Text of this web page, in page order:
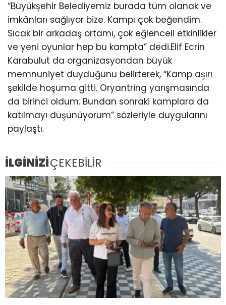
“Büyükşehir Belediyemiz burada tüm olanak ve
imkânları sağlıyor bize. Kampı çok beğendim.
Sıcak bir arkadaş ortamı, çok eğlenceli etkinlikler
ve yeni oyunlar hep bu kampta” dedi.Elif Ecrin
Karabulut da organizasyondan büyük
memnuniyet duyduğunu belirterek, “Kamp aşırı
şekilde hoşuma gitti. Oryantring yarışmasında
da birinci oldum. Bundan sonraki kamplara da
katılmayı düşünüyorum” sözleriyle duygularını
paylaştı.
İLGİNİZİÇEKEBİLİR